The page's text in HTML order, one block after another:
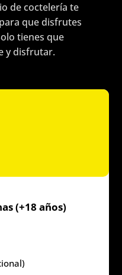
de coctelería te
que disfrutes
tienes que
y disfrutar.
(+18 años)